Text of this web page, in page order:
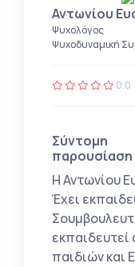
Αντωνίου
Ψυχολόγος
Ψυχοδυναμική
0.0
Σύντομη
παρουσίαση
Η Αντωνίου
Έχει
παιδιών και